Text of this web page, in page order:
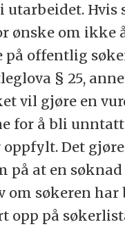
utarbeidet. Hvis
ønske om ikke
offentlig
§ 25,
vil gjøre en
for å bli
Det
på at en
om søkeren har
opp på